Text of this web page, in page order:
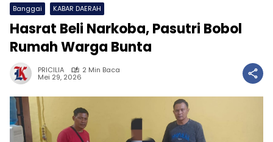
Banggai KABAR DAERAH
Hasrat Beli Narkoba, Pasutri Bobol
Rumah Warga Bunta
PRICILIA 2 Min Baca
Mei 29, 2026